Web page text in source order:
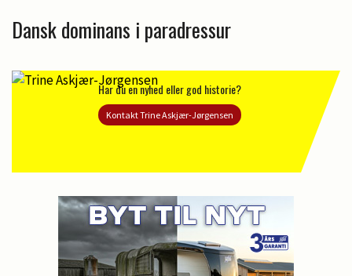
Dansk dominans i paradressur
Har du en nyhed eller god historie?
Kontakt Trine Askjær-Jørgensen